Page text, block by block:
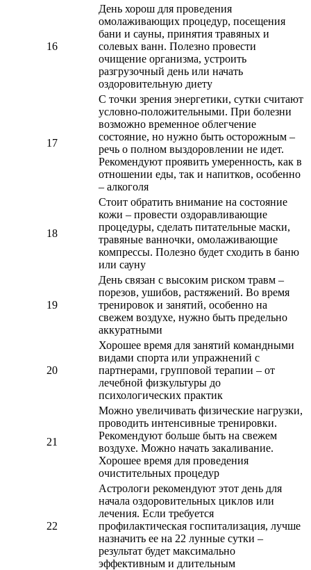
16
День хорош для проведения
омолаживающих процедур, посещения
бани и сауны, принятия травяных и
солевых ванн. Полезно провести
очищение организма, устроить
разгрузочный день или начать
оздоровительную диету
17
С точки зрения энергетики, сутки считают
условно-положительными. При болезни
возможно временное облегчение
состояние, но нужно быть осторожным –
речь о полном выздоровлении не идет.
Рекомендуют проявить умеренность, как в
отношении еды, так и напитков, особенно
– алкоголя
18
Стоит обратить внимание на состояние
кожи – провести оздоравливающие
процедуры, сделать питательные маски,
травяные ванночки, омолаживающие
компрессы. Полезно будет сходить в баню
или сауну
19
День связан с высоким риском травм –
порезов, ушибов, растяжений. Во время
тренировок и занятий, особенно на
свежем воздухе, нужно быть предельно
аккуратными
20
Хорошее время для занятий командными
видами спорта или упражнений с
партнерами, групповой терапии – от
лечебной физкультуры до
психологических практик
21
Можно увеличивать физические нагрузки,
проводить интенсивные тренировки.
Рекомендуют больше быть на свежем
воздухе. Можно начать закаливание.
Хорошее время для проведения
очистительных процедур
22
Астрологи рекомендуют этот день для
начала оздоровительных циклов или
лечения. Если требуется
профилактическая госпитализация, лучше
назначить ее на 22 лунные сутки –
результат будет максимально
эффективным и длительным